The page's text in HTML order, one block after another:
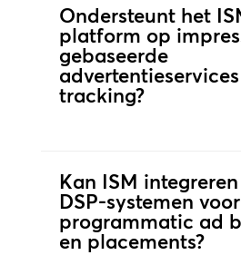
Ondersteunt het
platform op
gebaseerde
tracking?
Kan ISM
DSP-systemen voor
programmatic ad
en placements?